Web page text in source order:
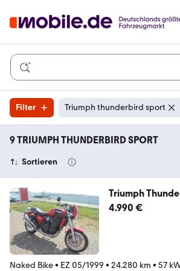
Filter Triumph thunderbird sport
9 TRIUMPH THUNDERBIRD SPORT
Sortieren
Triumph
4.990 €
Naked Bike• EZ 05/1999 • 24.280 km • 57